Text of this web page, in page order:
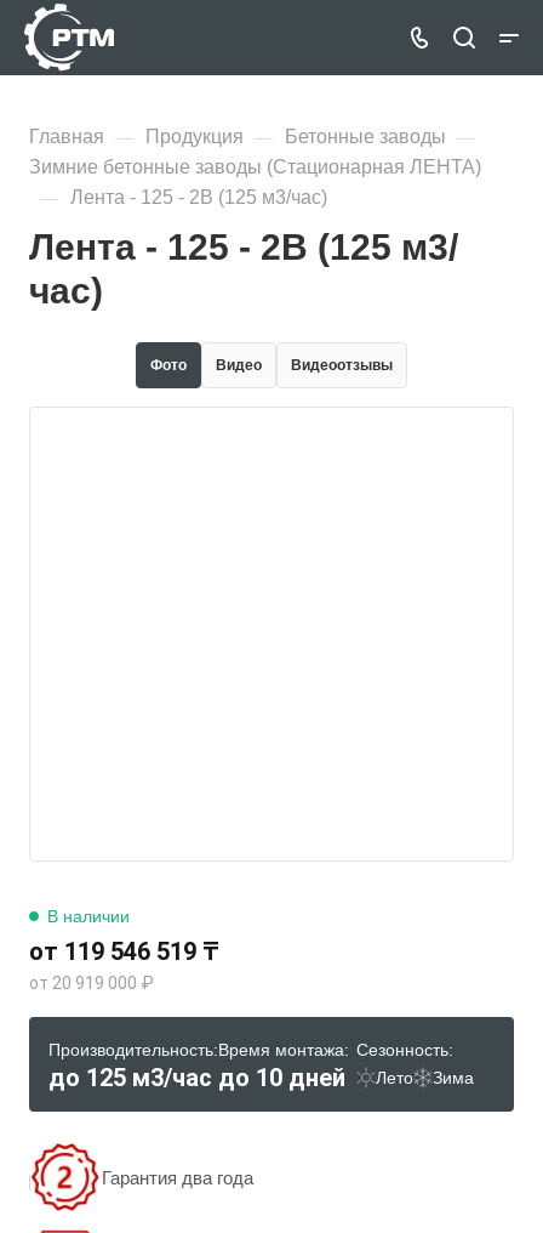
Главная — Продукция — Бетонные заводы —
Зимние бетонные заводы (Стационарная ЛЕНТА)
—
Лента - 125 - 2В (125 м3/час)
Лента - 125 - 2В (125 м3/
час)
Фото Видео Видеоотзывы
В наличии
от 119 546 519 ₸
от 20 919 000 ₽
Производительность:
до 125 м3/час
Время монтажа:
до 10 дней
Сезонность:
Лето
Зима
Гарантия два года